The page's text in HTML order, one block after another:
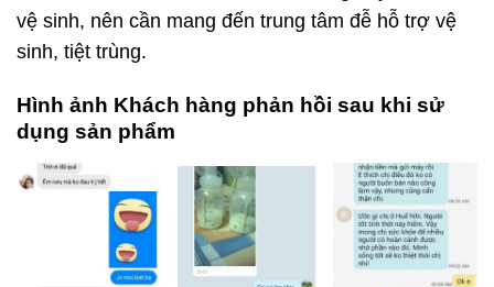
vệ sinh, nên cần mang đến trung tâm đễ hỗ trợ vệ
sinh, tiệt trùng.
Hình ảnh Khách hàng phản hồi sau khi sử
dụng sản phẩm​